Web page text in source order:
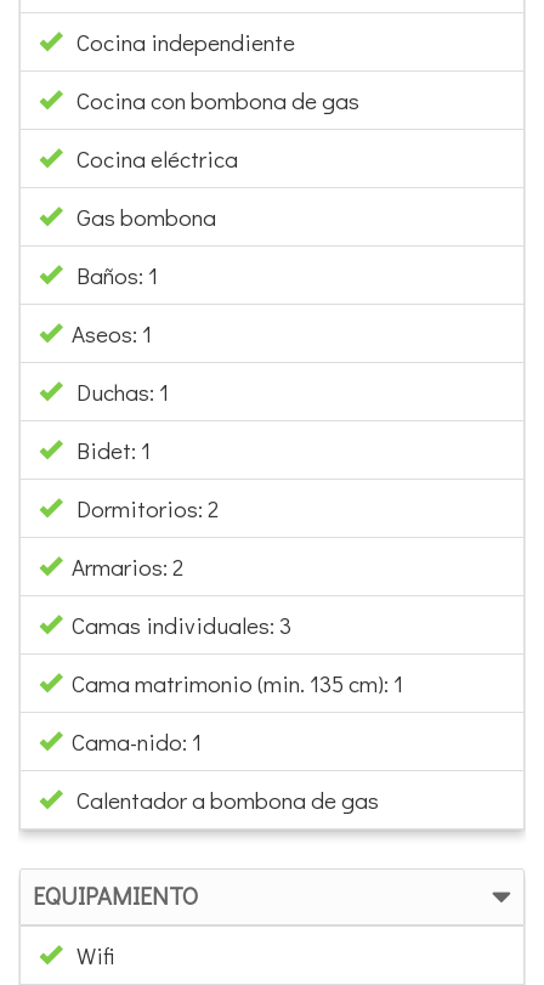
Cocina independiente
Cocina con bombona de gas
Cocina eléctrica
Gas bombona
Baños: 1
Aseos: 1
Duchas: 1
Bidet: 1
Dormitorios: 2
Armarios: 2
Camas individuales: 3
Cama matrimonio (min. 135 cm): 1
Cama-nido: 1
Calentador a bombona de gas
EQUIPAMIENTO
Wifi